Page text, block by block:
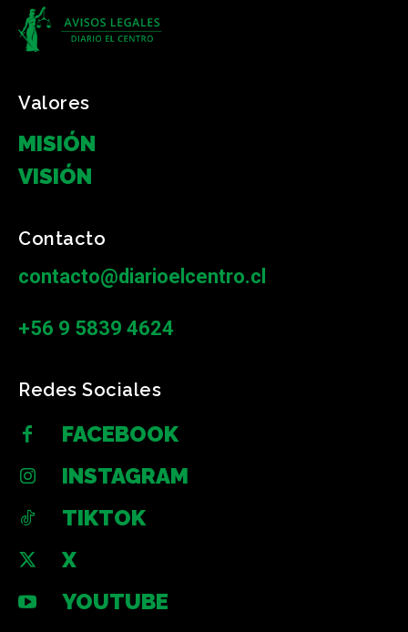
Valores
MISIÓN
VISIÓN
Contacto
contacto@diarioelcentro.cl
+56 9 5839 4624
Redes Sociales
FACEBOOK
INSTAGRAM
TIKTOK
X
YOUTUBE